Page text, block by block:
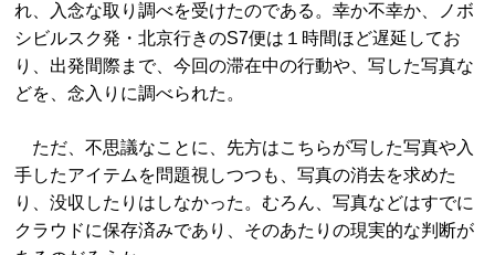
れ、入念な取り調べを受けたのである。幸か不幸か、ノボ
シビルスク発・北京行きのS7便は１時間ほど遅延してお
り、出発間際まで、今回の滞在中の行動や、写した写真な
どを、念入りに調べられた。
ただ、不思議なことに、先方はこちらが写した写真や入
手したアイテムを問題視しつつも、写真の消去を求めた
り、没収したりはしなかった。むろん、写真などはすでに
クラウドに保存済みであり、そのあたりの現実的な判断が